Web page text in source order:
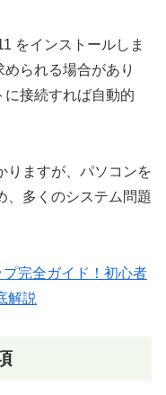
をインストールしま
られる場合があり
に接続すれば自動的
りますが、パソコンを
、多くのシステム問題
プ完全ガイド！初心者
解説